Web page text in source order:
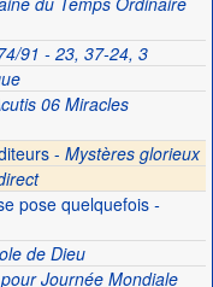
91 - 23, 37-24, 3
06 Miracles
- Mystères glorieux
pose quelquefois-
de Dieu
Journée Mondiale